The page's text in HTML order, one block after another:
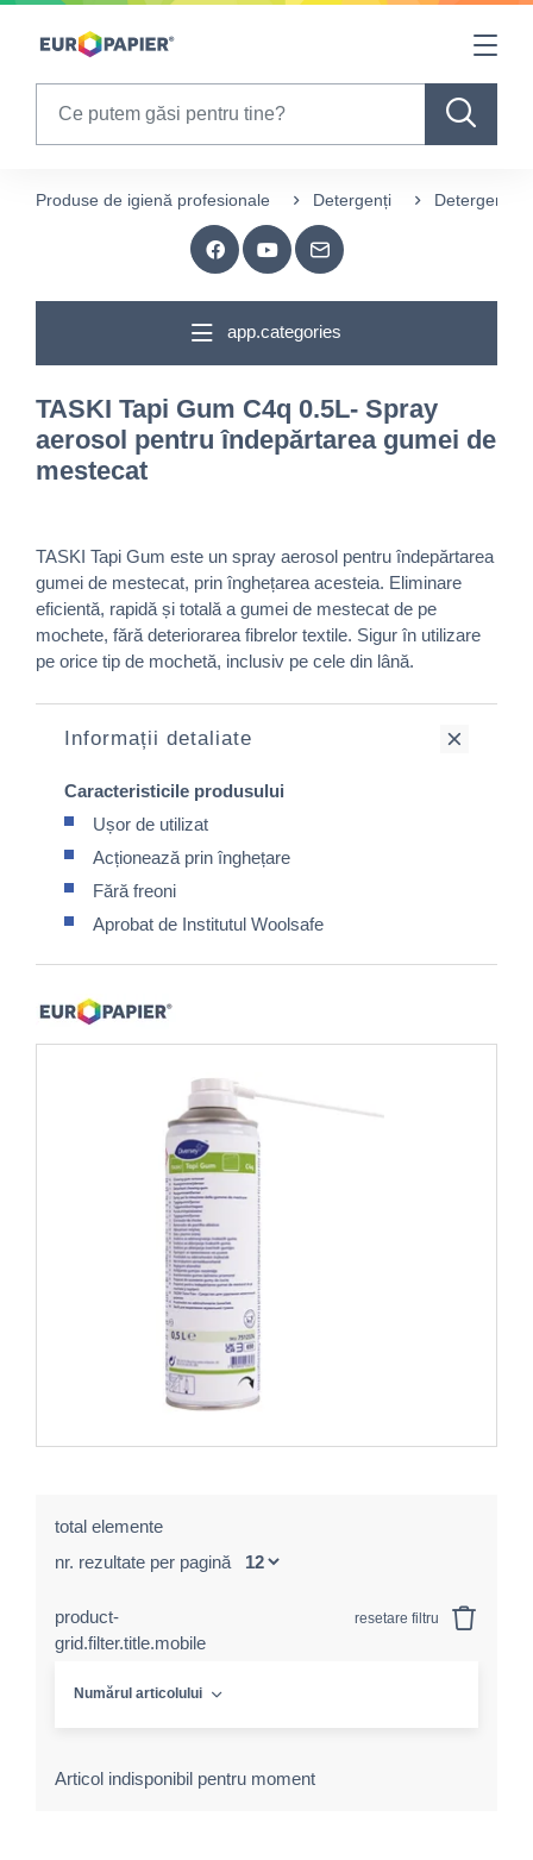
Table Of Content
Produse de igienă profesionale Detergenți Detergenți
app.categories
TASKI Tapi Gum C4q 0.5L- Spray
aerosol pentru îndepărtarea gumei de
mestecat
TASKI Tapi Gum este un spray aerosol pentru îndepărtarea
gumei de mestecat, prin înghețarea acesteia. Eliminare
eficientă, rapidă și totală a gumei de mestecat de pe
mochete, fără deteriorarea fibrelor textile. Sigur în utilizare
pe orice tip de mochetă, inclusiv pe cele din lână.
Informații detaliate
Caracteristicile produsului
Ușor de utilizat
Acționează prin înghețare
Fără freoni
Aprobat de Institutul Woolsafe
total elemente
nr. rezultate per pagină
product-
grid.filter.title.mobile
resetare filtru
Numărul articolului
Articol indisponibil pentru moment